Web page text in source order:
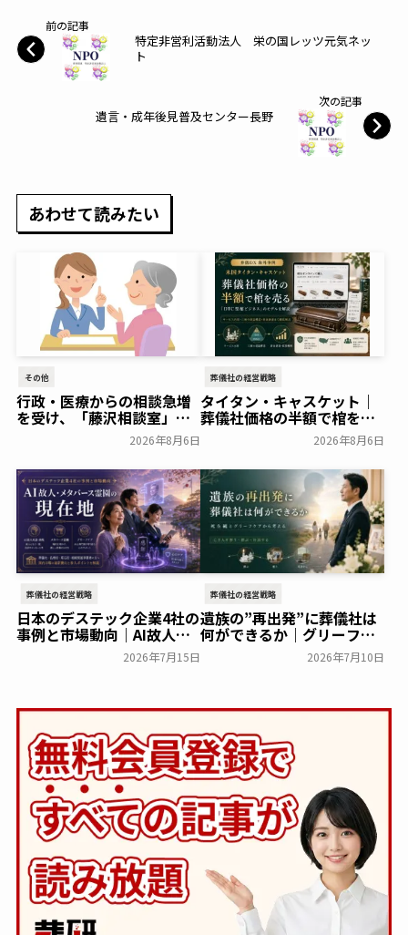
前の記事
特定非営利活動法人 栄の国レッツ元気ネッ
ト
次の記事
遺言・成年後見普及センター長野
あわせて読みたい
その他
行政・医療からの相談急増
を受け、「藤沢相談室」を
開設～アドバンスライフプ
2026年8月6日
葬儀社の経営戦略
タイタン・キャスケット｜
葬儀社価格の半額で棺を売
る「DTC型棺ビジネス」の
2026年8月6日
葬儀社の経営戦略
日本のデステック企業4社の
事例と市場動向｜AI故人・
メタバース霊園の現在地
2026年7月15日
葬儀社の経営戦略
遺族の”再出発”に葬儀社は
何ができるか｜グリーフケ
アから読み解く故人との向
2026年7月10日